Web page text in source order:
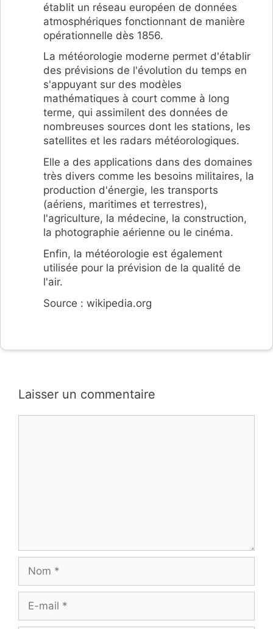
établit un réseau européen de données
atmosphériques fonctionnant de manière
opérationnelle dès 1856.
La météorologie moderne permet d'établir
des prévisions de l'évolution du temps en
s'appuyant sur des modèles
mathématiques à court comme à long
terme, qui assimilent des données de
nombreuses sources dont les stations, les
satellites et les radars météorologiques.
Elle a des applications dans des domaines
très divers comme les besoins militaires, la
production d'énergie, les transports
(aériens, maritimes et terrestres),
l'agriculture, la médecine, la construction,
la photographie aérienne ou le cinéma.
Enfin, la météorologie est également
utilisée pour la prévision de la qualité de
l'air.
Source : wikipedia.org
Laisser un commentaire
mail